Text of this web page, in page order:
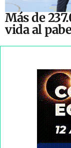
Más de
vida al